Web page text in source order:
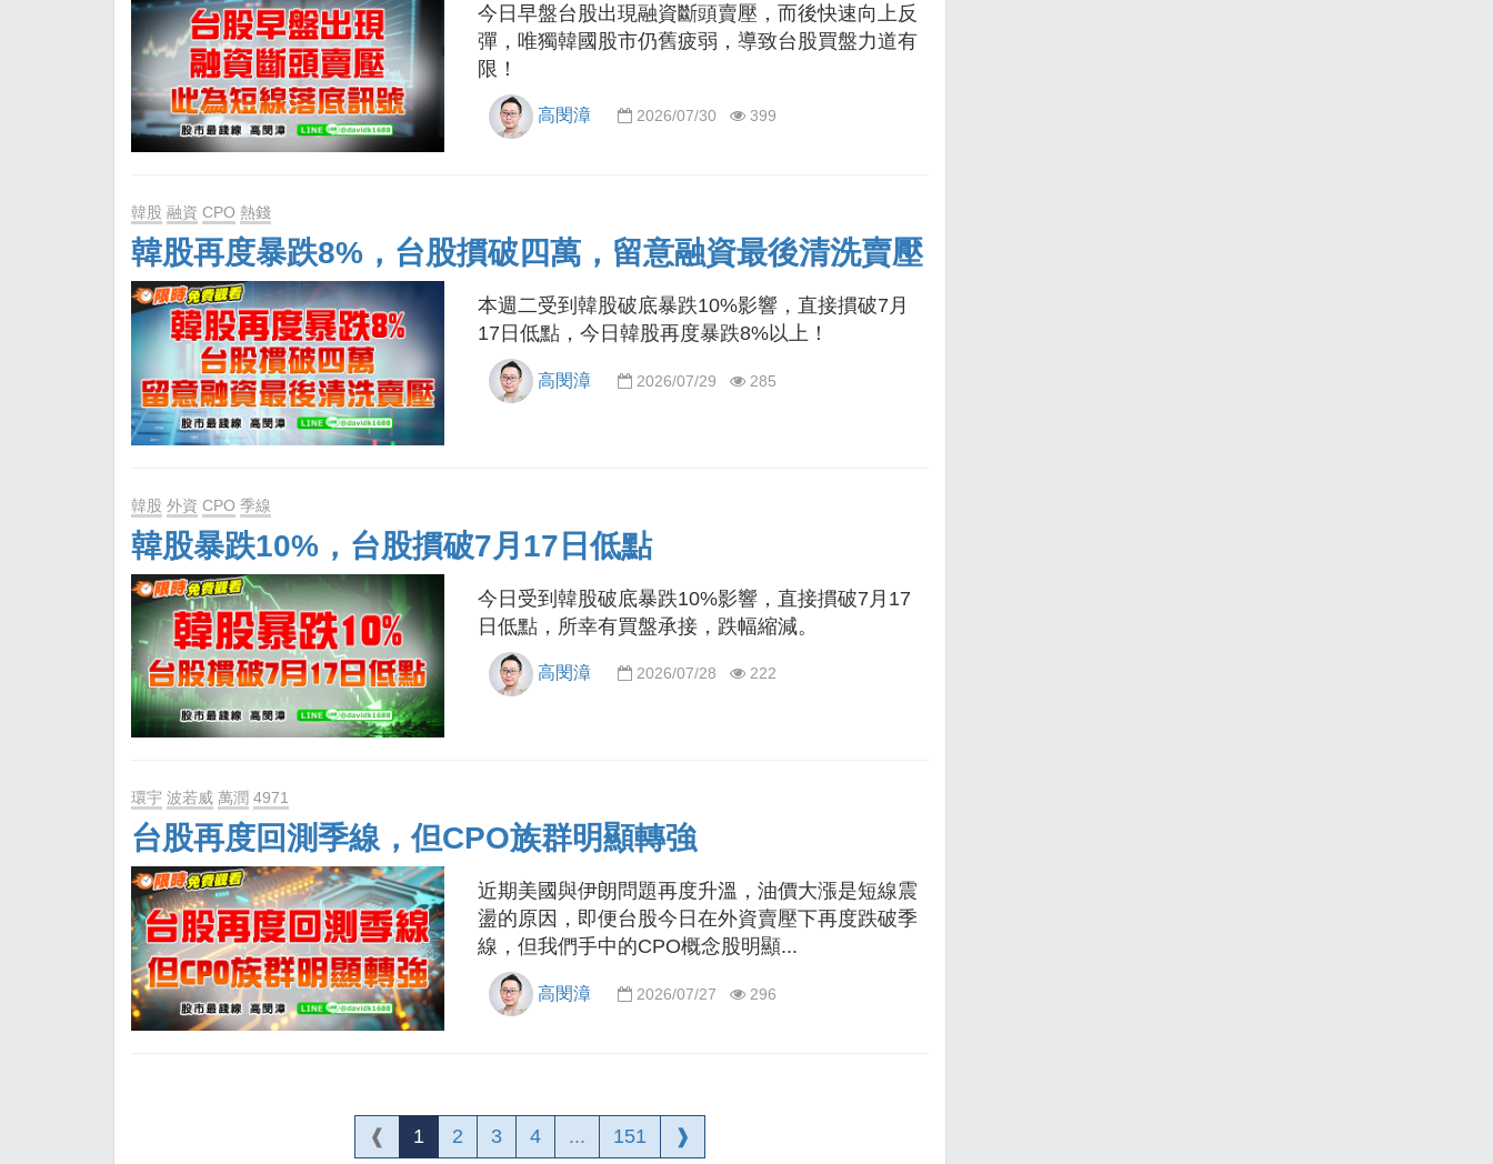
今日早盤台股出現融資斷頭賣壓，而後快速向上反
彈，唯獨韓國股市仍舊疲弱，導致台股買盤力道有
限！
高閔漳 2026/07/30 399
韓股 融資 CPO 熱錢
韓股再度暴跌8%，台股摜破四萬，留意融資最後清洗賣壓
本週二受到韓股破底暴跌10%影響，直接摜破7月
17日低點，今日韓股再度暴跌8%以上！
高閔漳 2026/07/29 285
韓股 外資 CPO 季線
韓股暴跌10%，台股摜破7月17日低點
今日受到韓股破底暴跌10%影響，直接摜破7月17
日低點，所幸有買盤承接，跌幅縮減。
高閔漳 2026/07/28 222
環宇 波若威 萬潤 4971
台股再度回測季線，但CPO族群明顯轉強
近期美國與伊朗問題再度升溫，油價大漲是短線震
盪的原因，即便台股今日在外資賣壓下再度跌破季
線，但我們手中的CPO概念股明顯...
高閔漳 2026/07/27 296
❰ 1 2 3 4 ... 151 ❱